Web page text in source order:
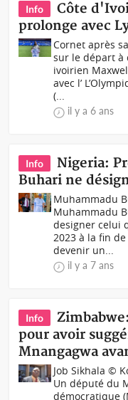
Info
Côte
prolonge avec
Cornet après
sur le départ à
ivoirien
avec l’
(...
il y a 6 ans
Info
Nigeria:
Buhari ne
Muhammadu
Muhammadu
designer celui
2023 à la fin
devenir un...
il y a 7 ans
Info
pour avoir
Mnangagwa
Job Sikhala ©
Un député du
démocratique